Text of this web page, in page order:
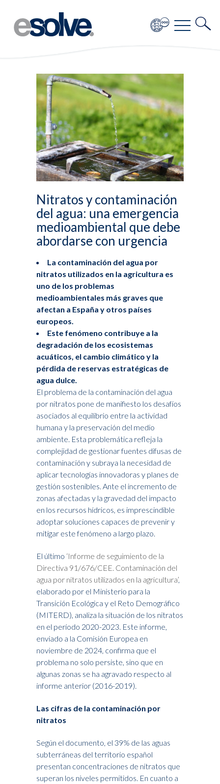
Nitratos y contaminación
del agua: una emergencia
medioambiental que debe
abordarse con urgencia
La contaminación del agua por
nitratos utilizados en la agricultura es
uno de los problemas
medioambientales más graves que
afectan a España y otros países
europeos.
Este fenómeno contribuye a la
degradación de los ecosistemas
acuáticos, el cambio climático y la
pérdida de reservas estratégicas de
agua dulce.
El problema de la contaminación del agua
por nitratos pone de manifiesto los desafíos
asociados al equilibrio entre la actividad
humana y la preservación del medio
ambiente. Esta problemática refleja la
complejidad de gestionar fuentes difusas de
contaminación y subraya la necesidad de
aplicar tecnologías innovadoras y planes de
gestión sostenibles. Ante el incremento de
zonas afectadas y la gravedad del impacto
en los recursos hídricos, es imprescindible
adoptar soluciones capaces de prevenir y
mitigar este fenómeno a largo plazo.
El último ‘Informe de seguimiento de la
Directiva 91/676/CEE. Contaminación del
agua por nitratos utilizados en la agricultura’,
elaborado por el Ministerio para la
Transición Ecológica y el Reto Demográfico
(MITERD), analiza la situación de los nitratos
en el período 2020-2023. Este informe,
enviado a la Comisión Europea en
noviembre de 2024, confirma que el
problema no solo persiste, sino que en
algunas zonas se ha agravado respecto al
informe anterior (2016-2019).
Las cifras de la contaminación por
nitratos
Según el documento, el 39% de las aguas
subterráneas del territorio español
presentan concentraciones de nitratos que
superan los niveles permitidos. En cuanto a